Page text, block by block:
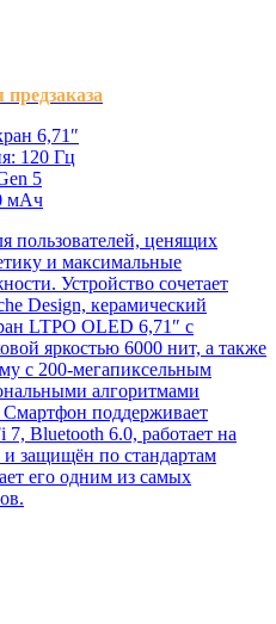
предзаказа
6,71″
120 Гц
5
мАч
пользователей, ценящих
и максимальные
Устройство сочетает
Design, керамический
LTPO OLED 6,71″ с
яркостью 6000 нит, а также
с 200-мегапиксельным
алгоритмами
поддерживает
Bluetooth 6.0, работает на
защищён по стандартам
его одним из самых